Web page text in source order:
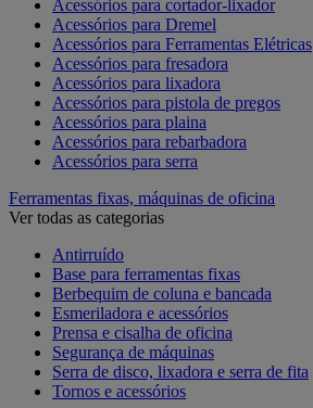
Acessórios para cortador-lixador
Acessórios para Dremel
Acessórios para Ferramentas Elétricas
Acessórios para fresadora
Acessórios para lixadora
Acessórios para pistola de pregos
Acessórios para plaina
Acessórios para rebarbadora
Acessórios para serra
Ferramentas fixas, máquinas de oficina
Ver todas as categorias
Antirruído
Base para ferramentas fixas
Berbequim de coluna e bancada
Esmeriladora e acessórios
Prensa e cisalha de oficina
Segurança de máquinas
Serra de disco, lixadora e serra de fita
Tornos e acessórios